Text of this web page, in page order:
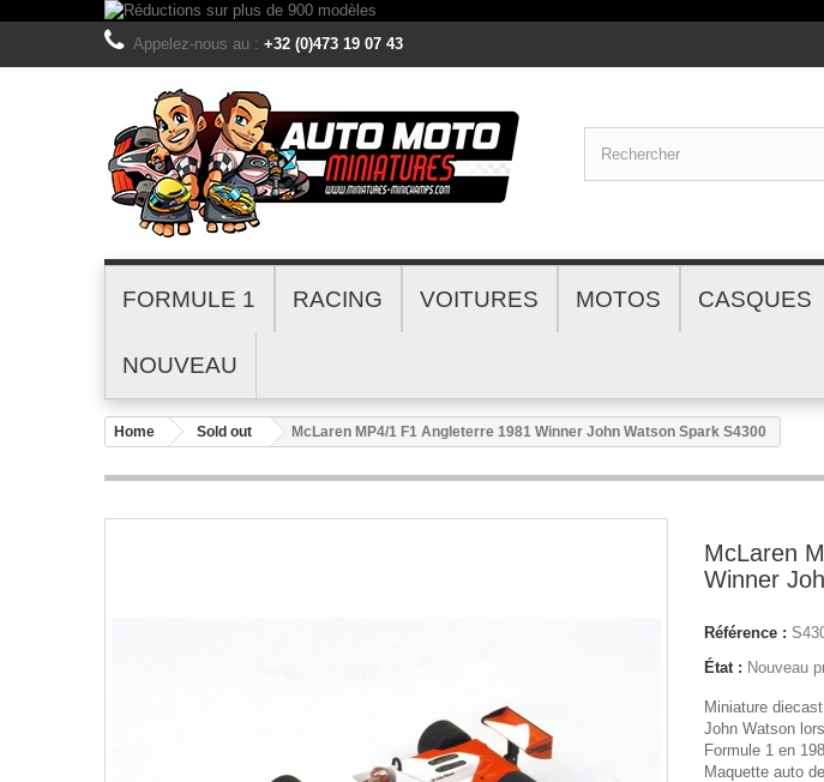
Appelez-nous au : +32 (0)473 19 07 43
FORMULE 1 RACING VOITURES MOTOS CASQUES
NOUVEAU
Home Sold out McLaren MP4/1 F1 Angleterre 1981 Winner John Watson Spark S4300
McLaren
Winner
Référence :
État : Nouveau
Miniature
John Watson
Formule 1 en
Maquette auto